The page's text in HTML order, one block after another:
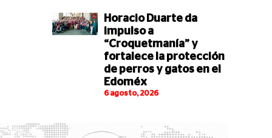
Horacio Duarte da
impulso a
“Croquetmanía” y
fortalece la protección
de perros y gatos en el
Edoméx
6 agosto, 2026